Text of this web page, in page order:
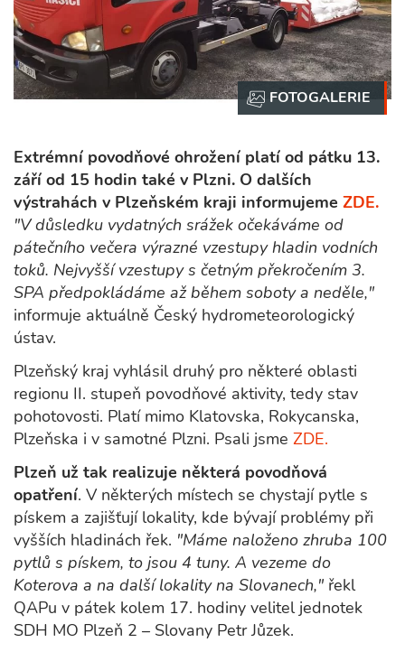
Extrémní povodňové ohrožení platí od pátku 13.
září od 15 hodin také v Plzni. O dalších
výstrahách v Plzeňském kraji informujeme ZDE.
"V důsledku vydatných srážek očekáváme od
pátečního večera výrazné vzestupy hladin vodních
toků. Nejvyšší vzestupy s četným překročením 3.
SPA předpokládáme až během soboty a neděle,"
informuje aktuálně Český hydrometeorologický
ústav.
Plzeňský kraj vyhlásil druhý pro některé oblasti
regionu II. stupeň povodňové aktivity, tedy stav
pohotovosti. Platí mimo Klatovska, Rokycanska,
Plzeňska i v samotné Plzni. Psali jsme ZDE.
Plzeň už tak realizuje některá povodňová
opatření. V některých místech se chystají pytle s
pískem a zajišťují lokality, kde bývají problémy při
vyšších hladinách řek. "Máme naloženo zhruba 100
pytlů s pískem, to jsou 4 tuny. A vezeme do
Koterova a na další lokality na Slovanech," řekl
QAPu v pátek kolem 17. hodiny velitel jednotek
SDH MO Plzeň 2 – Slovany Petr Jůzek.